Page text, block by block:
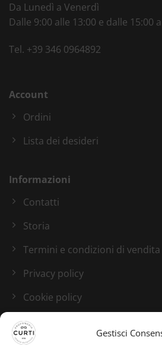
Gestisci
Da Lunedì a Venerdì
Dalle 9:00 alle 13:00 e dalle 15:00
Tel. +39 346 0964892
Account
Ordini
Lista dei desideri
Informazioni
Contatti
Storia
Termini e condizioni di vendita
Privacy policy
Cookie policy
Blog